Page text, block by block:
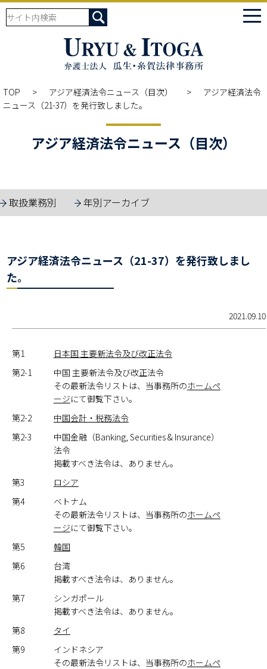
TOP アジア経済法令ニュース（目次）
アジア経済法令
ニュース（21-37）を発行致しました。
アジア経済法令ニュース（目次）
取扱業務別 年別アーカイブ
アジア経済法令ニュース（21-37）を発行致しまし
た。
2021.09.10
第1
日本国 主要新法令及び改正法令
第2-1
中国 主要新法令及び改正法令
その最新法令リストは、当事務所のホームペ
ージにて御覧下さい。
第2-2
中国会計・税務法令
第2-3
中国金融（Banking, Securities & Insurance）
法令
掲載すべき法令は、ありません。
第3
ロシア
第4
ベトナム
その最新法令リストは、当事務所のホームペ
ージにて御覧下さい。
第5
韓国
第6
台湾
掲載すべき法令は、ありません。
第7
シンガポール
掲載すべき法令は、ありません。
第8
タイ
第9
インドネシア
その最新法令リストは、当事務所のホームペ